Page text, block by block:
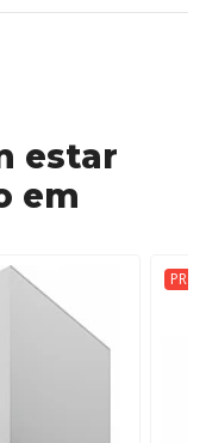
estar
em